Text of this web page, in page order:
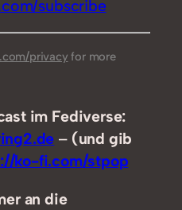
subscribe
privacy for more
im Fediverse:
– (und gib
ko-fi.com/stpop
an die